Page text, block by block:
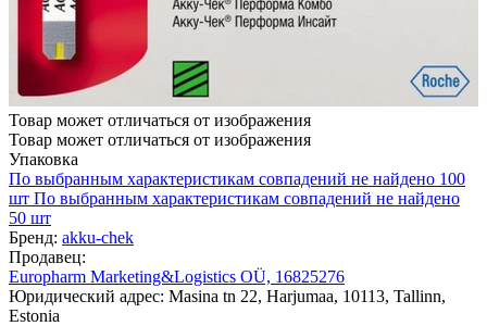
Товар может отличаться от изображения
Товар может отличаться от изображения
Упаковка
По выбранным характеристикам совпадений не найдено 100
шт По выбранным характеристикам совпадений не найдено
50 шт
Бренд: akku-chek
Продавец:
Europharm Marketing&Logistics OÜ, 16825276
Юридический адрес: Masina tn 22, Harjumaa, 10113, Tallinn,
Estonia